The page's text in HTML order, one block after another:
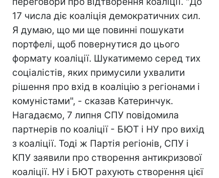
17 числа діє коаліція демократичних сил.
Я думаю, що ми ще повинні пошукати
портфелі, щоб повернутися до цього
формату коаліції. Шукатимемо серед тих
соціалістів, яких примусили ухвалити
рішення про вхід в коаліцію з регіонами і
комуністами", - сказав Катеринчук.
Нагадаємо, 7 липня СПУ повідомила
партнерів по коаліції - БЮТ і НУ про вихід
з коаліції. Тоді ж Партія регіонів, СПУ і
КПУ заявили про створення антикризової
коаліції. НУ і БЮТ рахують створення цієї